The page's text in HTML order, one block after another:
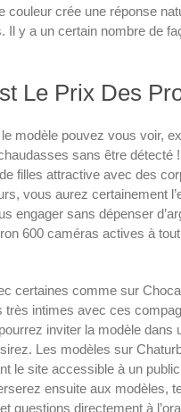
couleur crée une réponse
y a un certain nombre de
Le Prix Des
modèle pouvez vous voir,
sans être détecté
filles attractive avec des
vous aurez certainement
engager sans dépenser
600 caméras actives à
certaines comme sur
intimes avec ces
inviter la modèle
Les modèles sur
le site accessible à un
ensuite aux modèles,
questions directement à